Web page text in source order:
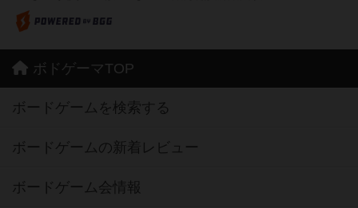
ボドゲーマTOP
ボードゲームを検索する
ボードゲームの新着レビュー
ボードゲーム会情報